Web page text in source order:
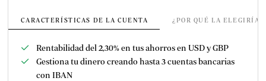
CARACTERÍSTICAS DE LA CUENTA ¿POR QUÉ LA
Rentabilidad del 2,30% en tus ahorros en USD y GBP
Gestiona tu dinero creando hasta 3 cuentas bancarias
con IBAN